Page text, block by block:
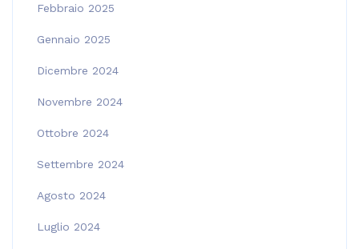
Febbraio 2025
Gennaio 2025
Dicembre 2024
Novembre 2024
Ottobre 2024
Settembre 2024
Agosto 2024
Luglio 2024